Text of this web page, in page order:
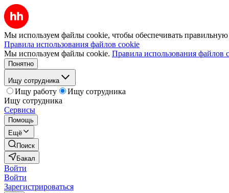
Мы используем файлы cookie, чтобы обеспечивать правильную
Правила использования файлов cookie
Мы используем файлы cookie. Правила использования файлов
Понятно
Ищу сотрудника
Ищу работу
Ищу сотрудника
Ищу сотрудника
Сервисы
Помощь
Ещё
Поиск
Бакал
Войти
Войти
Зарегистрироваться